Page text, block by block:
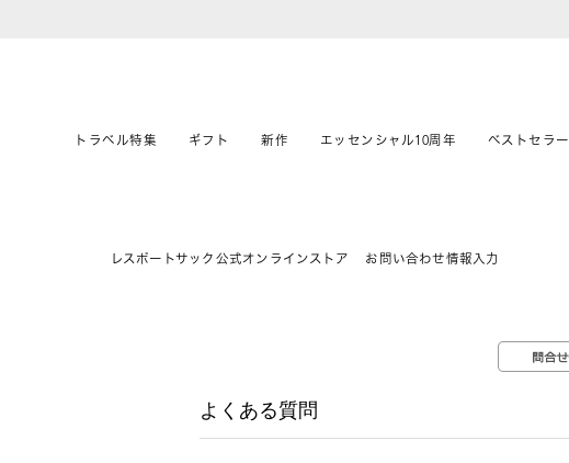
トラベル特集 ギフト 新作 エッセンシャル10周年 ベストセラー
レスポートサック公式オンラインストア お問い合わせ情報入力
よくある質問